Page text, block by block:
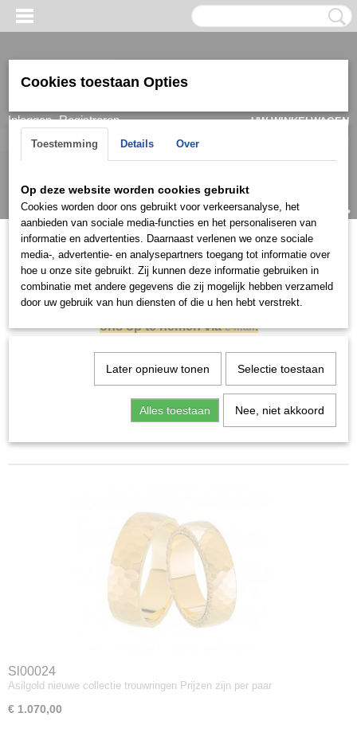
Inloggen Registreren
UW WINKELWAGEN
(0)
Wegens sterk fluctuerende edelmetaalkoersen
adviseren wij om voor actuele goudprijzen contact met
ons op te nemen viae‑mail.
Sorteer op:
« 1 2
Sl00024
Asilgold nieuwe collectie trouwringen Prijzen zijn per paar
€ 1.070,00
Cookies toestaan Opties
Toestemming Details Over
Op deze website worden cookies gebruikt
Cookies worden door ons gebruikt voor verkeersanalyse, het
aanbieden van sociale media-functies en het personaliseren van
informatie en advertenties. Daarnaast verlenen we onze sociale
media-, advertentie- en analysepartners toegang tot informatie over
hoe u onze site gebruikt. Zij kunnen deze informatie gebruiken in
combinatie met andere gegevens die zij mogelijk hebben verzameld
door uw gebruik van hun diensten of die u hen hebt verstrekt.
Later opnieuw tonen Selectie toestaan
Alles toestaan Nee, niet akkoord